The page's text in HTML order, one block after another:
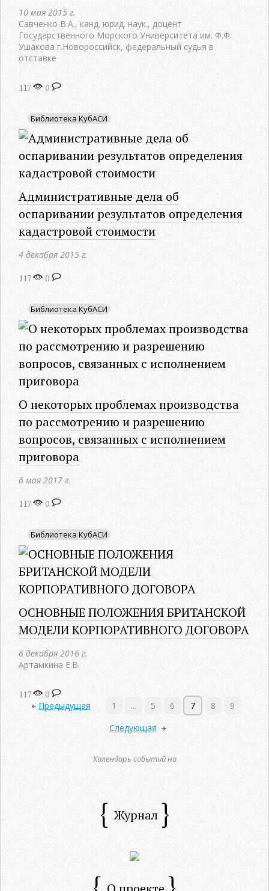
10 мая 2015 г.
Савченко В.А., канд. юрид. наук., доцент
Государственного Морского Университета им. Ф.Ф.
Ушакова г.Новороссийск, федеральный судья в
отставке
117 0
Библиотека КубАСИ
Административные дела об
оспаривании результатов определения
кадастровой стоимости
4 декабря 2015 г.
117 0
Библиотека КубАСИ
О некоторых проблемах производства
по рассмотрению и разрешению
вопросов, связанных с исполнением
приговора
6 мая 2017 г.
117 0
Библиотека КубАСИ
ОСНОВНЫЕ ПОЛОЖЕНИЯ БРИТАНСКОЙ
МОДЕЛИ КОРПОРАТИВНОГО ДОГОВОРА
6 декабря 2016 г.
Артамкина Е.В.
117
0
Предыдущая
1 ... 5 6 7 8
9
Следующая
Календарь событий на
Журнал